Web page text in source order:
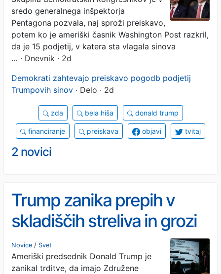
sinovoma
sredo generalnega inšpektorja
Pentagona pozvala, naj sproži preiskavo,
potem ko je ameriški časnik Washington Post razkril,
da je 15 podjetij, v katera sta vlagala sinova
… · Dnevnik · 2d
Demokrati zahtevajo preiskavo pogodb podjetij
Trumpovih sinov · Delo · 2d
zda bela hiša donald trump
financiranje preiskava objavi tvitaj
2 novici
Trump zanika prepih v
skladiščih streliva in grozi
žvižgačem: Za vas bomo
zahtevali zapor!
Novice / Svet
Ameriški predsednik Donald Trump je
zanikal trditve, da imajo Združene